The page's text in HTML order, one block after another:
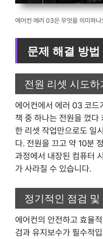
에어컨 에러 03은 무엇을 의미하나
문제 해결 방법
전원 리셋 시도하
에어컨에서 에러 03 코드
책 중 하나는 전원을 껐다
한 리셋 작업만으로도 일
다. 전원을 끄고 약 10분
과정에서 내장된 컴퓨터
가 사라질 수 있습니다.
정기적인 점검
에어컨의 안전하고 효율
검과 유지보수가 필수적